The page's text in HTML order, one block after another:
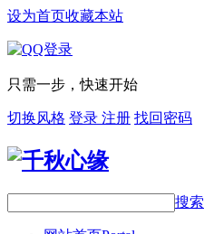
设为首页收藏本站
只需一步，快速开始
切换风格 登录 注册 找回密码
搜索